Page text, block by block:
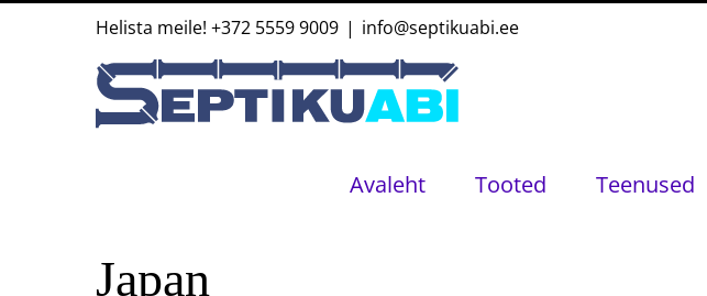
Helista meile! +372 5559 9009 | info@septikuabi.ee
Avaleht Tooted Teenused
Japan